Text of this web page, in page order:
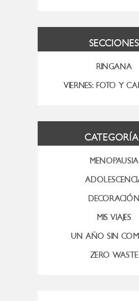
SECCIONES
RINGANA
VIERNES: FOTO Y
MENOPAUSIA
DECORACIÓN
MIS VIAJES
UN AÑO SIN
ZERO WASTE